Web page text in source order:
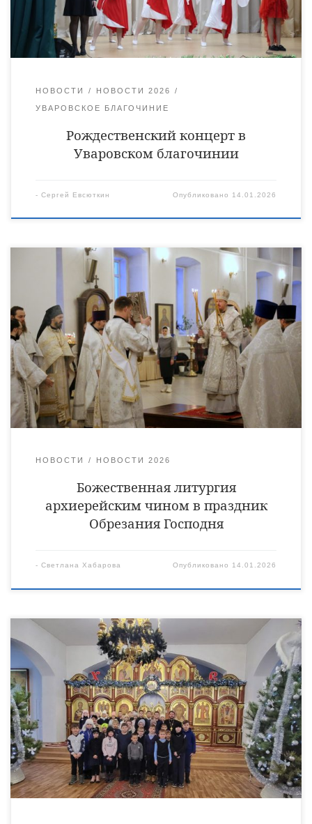
художественных и декоративно-прикладных произведений,
созданных юными талантами. Компетентное жюри оценило
представленные работы, отметив […]
НОВОСТИ НОВОСТИ 2026
УВАРОВСКОЕ БЛАГОЧИНИЕ
Рождественский концерт в
Уваровском благочинии
- Сергей Евсюткин Опубликовано 14.01.2026
14 января Православная Церковь отмечает великий праздник
Обрезания Господня и день памяти святителя Василия
Великого, архиепископа Кесарии Каппадокийской. Во всех
храмах в этот день проходят праздничные богослужения.
Божественную литургию в кафедральном соборе города
Уварово возглавил правящий архиерей. Его Преосвященству
сослужили клирики кафедрального собора, священники:
Виктор Кончаков, Владимир Васильев, Владимир
Алейников, Сергий Растрепин, иеромонах Питирим […]
НОВОСТИ НОВОСТИ 2026
Божественная литургия
архиерейским чином в праздник
Обрезания Господня
- Светлана Хабарова Опубликовано 14.01.2026
13 и 14 января, в праздничные дни, ученики начальных
классов Ржаксинских школ побывали на экскурсии в храме
Покрова Пресвятой Богородицы. Это было настоящее
погружение в атмосферу чуда и добра, которое несет с собой
Рождество Христово. Дети с любопытством рассматривали
величественные своды, иконы и праздничное убранство
храма, слушая рассказы его настоятеля, благочинного
Ржаксинского благочиния священника […]